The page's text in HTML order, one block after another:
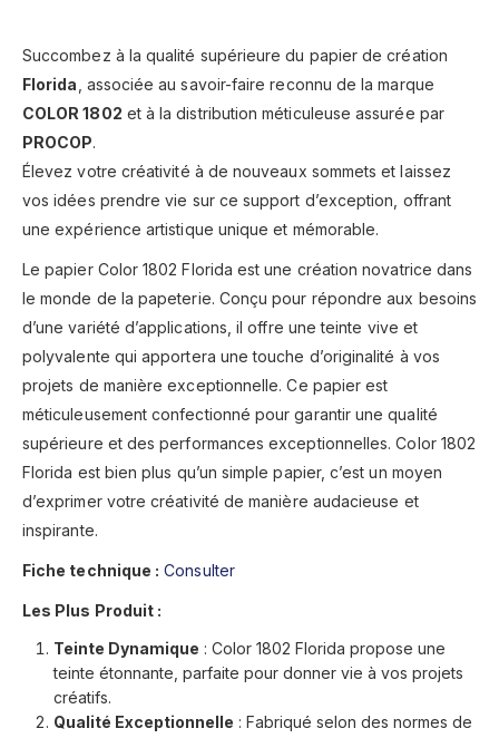
Succombez à la qualité supérieure du papier de création
Florida , associée au savoir-faire reconnu de la marque
COLOR 1802 et à la distribution méticuleuse assurée par
PROCOP.
Élevez votre créativité à de nouveaux sommets et laissez
vos idées prendre vie sur ce support d’exception, offrant
une expérience artistique unique et mémorable.
Le papier Color 1802 Florida est une création novatrice dans
le monde de la papeterie. Conçu pour répondre aux besoins
d’une variété d’applications, il offre une teinte vive et
polyvalente qui apportera une touche d’originalité à vos
projets de manière exceptionnelle. Ce papier est
méticuleusement confectionné pour garantir une qualité
supérieure et des performances exceptionnelles. Color 1802
Florida est bien plus qu’un simple papier, c’est un moyen
d’exprimer votre créativité de manière audacieuse et
inspirante.
Fiche technique : Consulter
Les Plus Produit :
Teinte Dynamique : Color 1802 Florida propose une
teinte étonnante, parfaite pour donner vie à vos projets
créatifs.
Qualité Exceptionnelle : Fabriqué selon des normes de